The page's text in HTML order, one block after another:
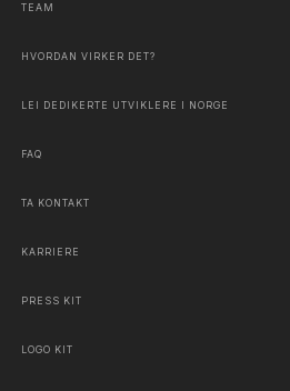
TEAM
HVORDAN VIRKER DET?
LEI DEDIKERTE UTVIKLERE I NORGE
FAQ
TA KONTAKT
KARRIERE
PRESS KIT
LOGO KIT